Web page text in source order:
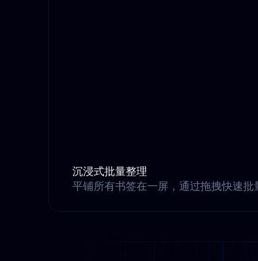
沉浸式批量整理
平铺所有书签在一屏，通过拖拽快速批